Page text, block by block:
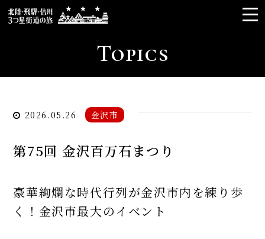
３つ星街道とは
モデルコース
JP／EN
Topics
2026.05.26 金沢市
第75回 金沢百万石まつり
豪華絢爛な時代行列が金沢市内を練り歩
く！金沢市最大のイベント